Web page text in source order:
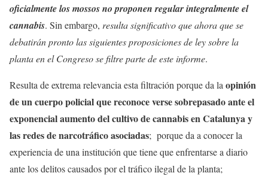
oficialmente los mossos no proponen regular integralmente el
cannabis. Sin embargo, resulta significativo que ahora que se
debatirán pronto las siguientes proposiciones de ley sobre la
planta en el Congreso se filtre parte de este informe.
Resulta de extrema relevancia esta filtración porque da la opinión
de un cuerpo policial que reconoce verse sobrepasado ante el
exponencial aumento del cultivo de cannabis en Catalunya y
las redes de narcotráfico asociadas; porque da a conocer la
experiencia de una institución que tiene que enfrentarse a diario
ante los delitos causados por el tráfico ilegal de la planta;